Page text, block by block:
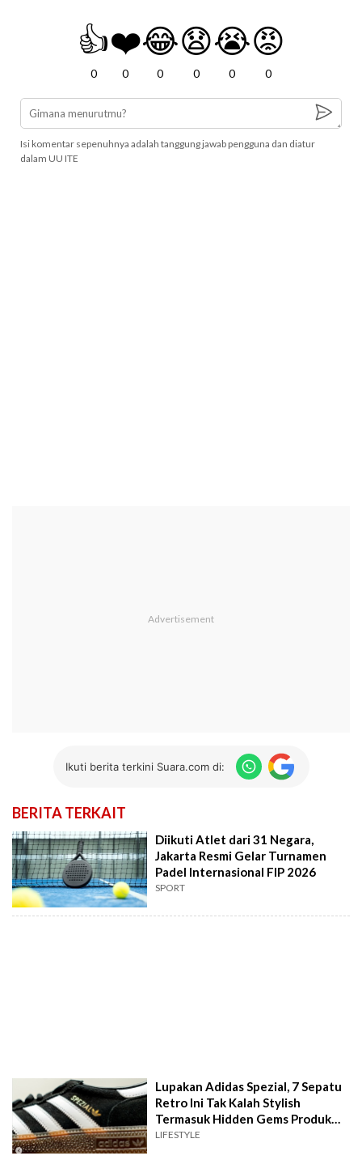
👍
0
❤️
0
😂
0
😧
0
😭
0
😡
0
Isi komentar sepenuhnya adalah tanggung jawab pengguna dan diatur
dalam UU ITE
Ikuti berita terkini Suara.com di:
BERITA TERKAIT
Diikuti Atlet dari 31 Negara,
Jakarta Resmi Gelar Turnamen
Padel Internasional FIP 2026
SPORT
Lupakan Adidas Spezial, 7 Sepatu
Retro Ini Tak Kalah Stylish
Termasuk Hidden Gems Produk
Lokal!
LIFESTYLE